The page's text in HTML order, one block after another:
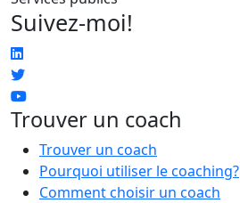
Suivez-moi!
Trouver un coach
Trouver un coach
Pourquoi utiliser le coaching?
Comment choisir un coach